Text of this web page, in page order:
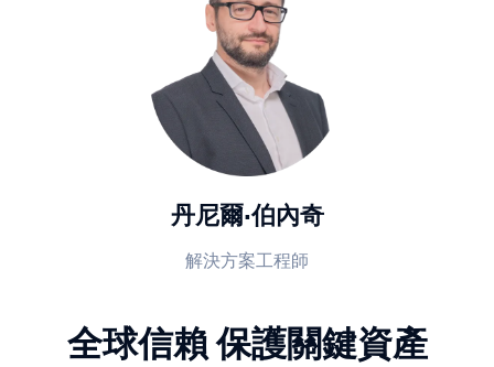
丹尼爾·伯內奇
解決方案工程師
全球信賴 保護關鍵資產